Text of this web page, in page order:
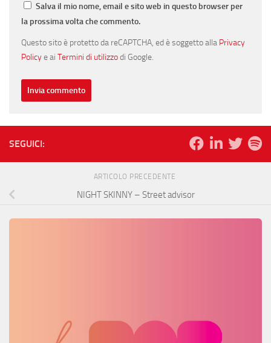
Salva il mio nome, email e sito web in questo browser per
la prossima volta che commento.
Questo sito è protetto da reCAPTCHA, ed è soggetto alla Privacy
Policye ai Termini di utilizzodi Google.
SEGUICI:
ARTICOLO PRECEDENTE
NIGHT SKINNY – Street advisor